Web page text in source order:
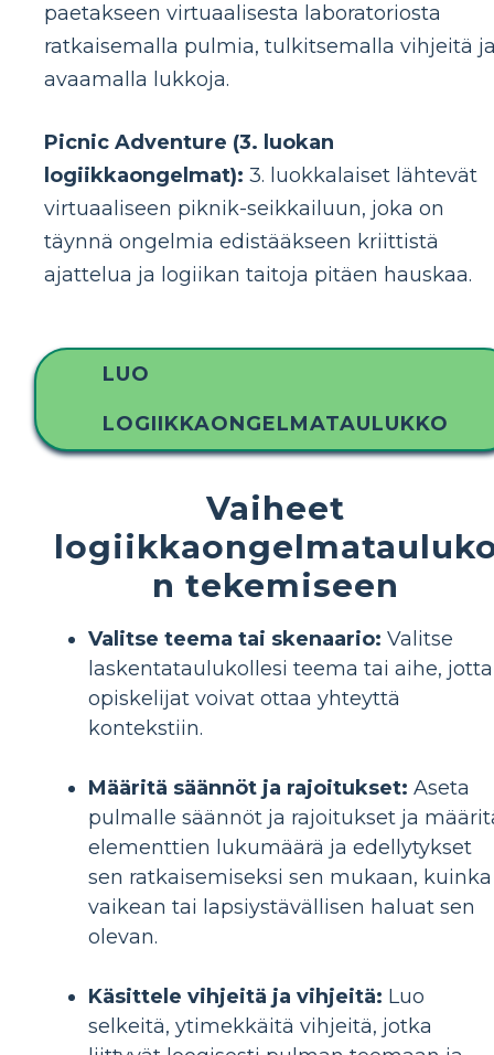
paetakseen virtuaalisesta laboratoriosta
ratkaisemalla pulmia, tulkitsemalla vihjeitä
avaamalla lukkoja.
Picnic Adventure (3. luokan
logiikkaongelmat): 3. luokkalaiset lähtevät
virtuaaliseen piknik-seikkailuun, joka on
täynnä ongelmia edistääkseen kriittistä
ajattelua ja logiikan taitoja pitäen hauskaa.
LUO
LOGIIKKAONGELMATAULUKKO
Vaiheet
n tekemiseen
Valitse teema tai skenaario: Valitse
laskentataulukollesi teema tai aihe, jotta
opiskelijat voivat ottaa yhteyttä
kontekstiin.
Määritä säännöt ja rajoitukset: Aseta
pulmalle säännöt ja rajoitukset ja
elementtien lukumäärä ja edellytykset
sen ratkaisemiseksi sen mukaan, kuinka
vaikean tai lapsiystävällisen haluat sen
olevan.
Käsittele vihjeitä ja vihjeitä: Luo
selkeitä, ytimekkäitä vihjeitä, jotka